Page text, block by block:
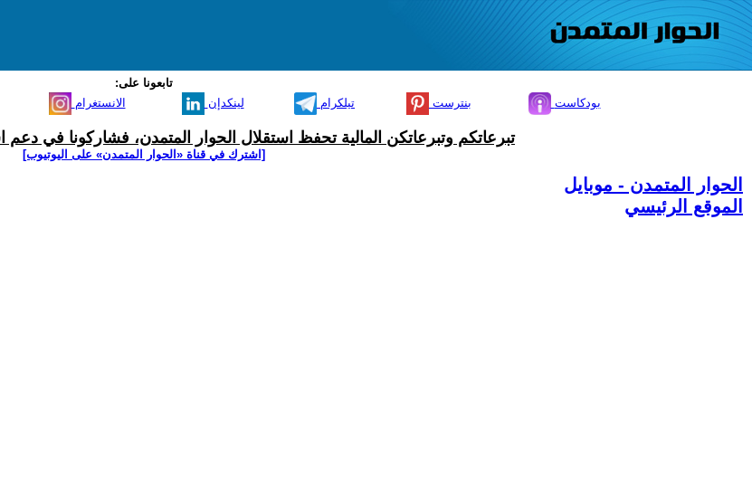
تابعونا على:
الانستغرام لينكدإن تيلكرام بنترست بودكاست
تبرعاتكم وتبرعاتكن المالية تحفظ استقلال الحوار المتمدن، فشاركونا في دعم
[اشترك في قناة ‫«الحوار المتمدن» على اليوتيوب]
الحوار المتمدن - موبايل
الموقع الرئيسي